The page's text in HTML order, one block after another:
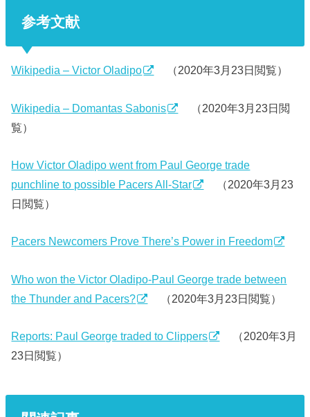
参考文献
Wikipedia – Victor Oladipo （2020年3月23日閲覧）
Wikipedia – Domantas Sabonis
（2020年3月23日閲
覧）
How Victor Oladipo went from Paul George trade
punchline to possible Pacers All-Star
（2020年3月23
日閲覧）
Pacers Newcomers Prove There’s Power in Freedom
Who won the Victor Oladipo-Paul George trade between
the Thunder and Pacers?
（2020年3月23日閲覧）
Reports: Paul George traded to Clippers
（2020年3月
23日閲覧）